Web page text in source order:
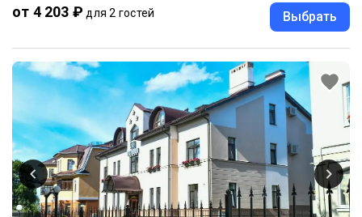
от 4 203 ₽ для 2 гостей Выбрать